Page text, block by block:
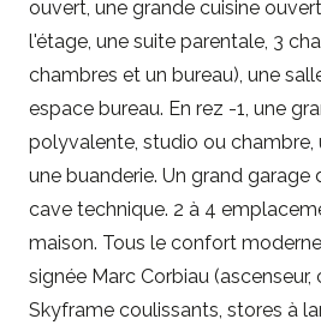
ouvert, une grande cuisine
l'étage, une suite parentale, 3
chambres et un bureau), une
espace bureau. En rez -1, une
polyvalente, studio ou chambre,
une buanderie. Un grand garage
cave technique. 2 à 4
maison. Tous le confort
signée Marc Corbiau (ascenseur,
Skyframe coulissants, stores à